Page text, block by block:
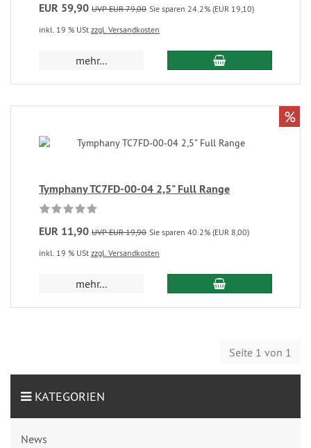
EUR 59,90 UVP EUR 79,00 Sie sparen 24.2% (EUR 19,10)
inkl. 19 % USt zzgl. Versandkosten
mehr...
Tymphany TC7FD-00-04 2,5" Full Range
EUR 11,90 UVP EUR 19,90 Sie sparen 40.2% (EUR 8,00)
inkl. 19 % USt zzgl. Versandkosten
mehr...
%
Seite 1 von 1
KATEGORIEN
News